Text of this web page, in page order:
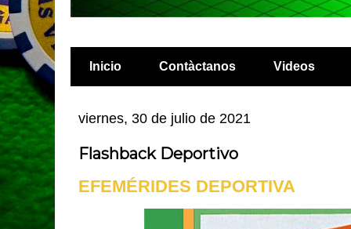
Inicio Contàctanos Videos
viernes, 30 de julio de 2021
Flashback Deportivo
EFEMÉRIDES DEPORTIVA